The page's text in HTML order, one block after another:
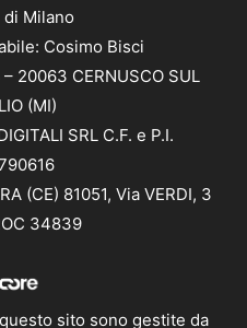
Milano
Cosimo Bisci
20063 CERNUSCO SUL
(MI)
SRL C.F. e P.I.
(CE) 81051, Via VERDI, 3
34839
sito sono gestite da